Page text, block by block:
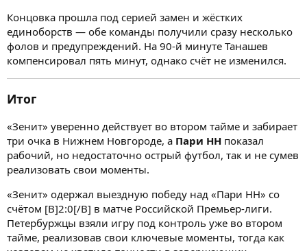
Концовка прошла под серией замен и жёстких
единоборств — обе команды получили сразу несколько
фолов и предупреждений. На 90-й минуте Танашев
компенсировал пять минут, однако счёт не изменился.
Итог
«Зенит» уверенно действует во втором тайме и забирает
три очка в Нижнем Новгороде, а Пари НН показал
рабочий, но недостаточно острый футбол, так и не сумев
реализовать свои моменты.
«Зенит» одержал выездную победу над «Пари НН» со
счётом [B]2:0[/B] в матче Российской Премьер-лиги.
Петербуржцы взяли игру под контроль уже во втором
тайме, реализовав свои ключевые моменты, тогда как